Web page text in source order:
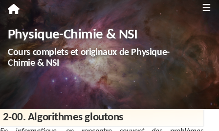
≡
Première
Spécialité Physique-Chimie
Enseignement scientifique
Spécialité Physique-Chimie
Spécialité NSI
Physique-Chimie & NSI
Cours complets et originaux de Physique-
Chimie & NSI
2-00. Algorithmes gloutons